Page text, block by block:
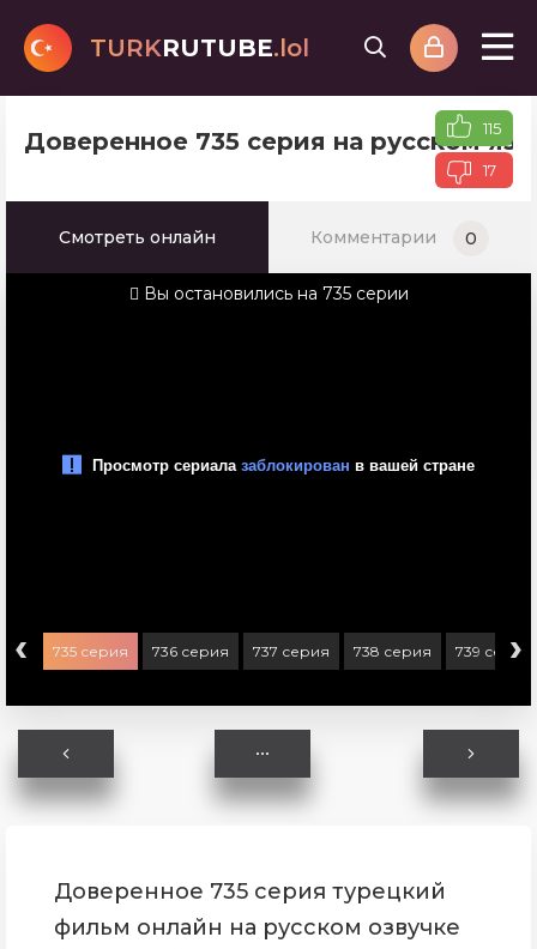
TURKRUTUBE.lol
Доверенное 735 серия на русском115
17
Смотреть онлайн Комментарии 0
Вы остановились на 735 серии
‹ 735 серия 736 серия 737 серия 738 серия 739 серия
›
Доверенное 735 серия турецкий
фильм онлайн на русском озвучке